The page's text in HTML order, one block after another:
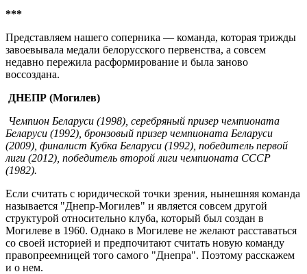
***
Представляем нашего соперника — команда, которая трижды
завоевывала медали белорусского первенства, а совсем
недавно пережила расформирование и была заново
воссоздана.
ДНЕПР (Могилев)
Чемпион Беларуси (1998), серебряный призер чемпионата
Беларуси (1992), бронзовый призер чемпионата Беларуси
(2009), финалист Кубка Беларуси (1992), победитель первой
лиги (2012), победитель второй лиги чемпионата СССР
(1982).
Если считать с юридической точки зрения, нынешняя команда
называется "Днепр-Могилев" и является совсем другой
структурой относительно клуба, который был создан в
Могилеве в 1960. Однако в Могилеве не желают расставаться
со своей историей и предпочитают считать новую команду
правопреемницей того самого "Днепра". Поэтому расскажем
и о нем.